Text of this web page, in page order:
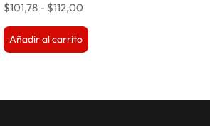
$101,78 - $112,00
Añadir al carrito